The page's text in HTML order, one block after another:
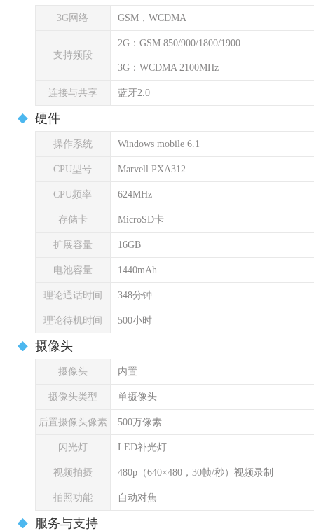
3G网络 GSM，WCDMA
支持频段
2G：GSM 850/900/1800/1900
3G：WCDMA 2100MHz
连接与共享 蓝牙2.0
硬件
操作系统 Windows mobile 6.1
CPU型号 Marvell PXA312
CPU频率 624MHz
存储卡 MicroSD卡
扩展容量 16GB
电池容量 1440mAh
理论通话时间 348分钟
理论待机时间 500小时
摄像头
摄像头 内置
摄像头类型 单摄像头
后置摄像头像素 500万像素
闪光灯 LED补光灯
视频拍摄 480p（640×480，30帧/秒）视频录制
拍照功能 自动对焦
服务与支持